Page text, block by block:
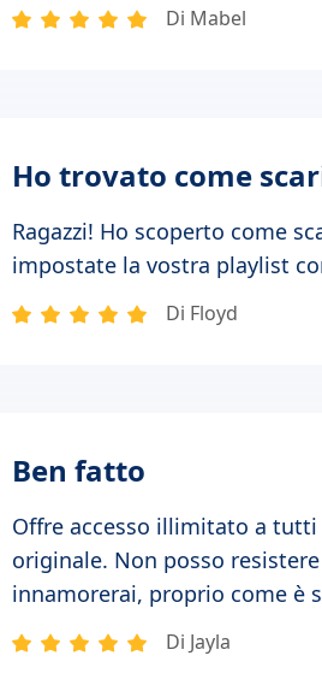
Di Mabel
Ho trovato come
Ragazzi! Ho scoperto come
impostate la vostra playlist
Di Floyd
Ben fatto
Offre accesso illimitato a
originale. Non posso
innamorerai, proprio come è
Di Jayla